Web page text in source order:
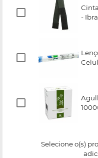
-
Selecione o(s)